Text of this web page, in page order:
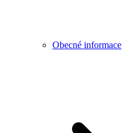
Obecné informace